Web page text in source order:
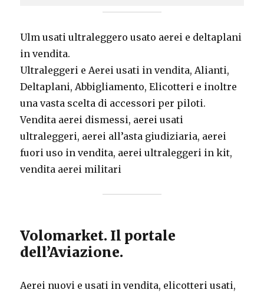
Ulm usati ultraleggero usato aerei e deltaplani
in vendita.
Ultraleggeri e Aerei usati in vendita, Alianti,
Deltaplani, Abbigliamento, Elicotteri e inoltre
una vasta scelta di accessori per piloti.
Vendita aerei dismessi, aerei usati
ultraleggeri, aerei all’asta giudiziaria, aerei
fuori uso in vendita, aerei ultraleggeri in kit,
vendita aerei militari
Volomarket. Il portale
dell’Aviazione.
Aerei nuovi e usati in vendita, elicotteri usati,